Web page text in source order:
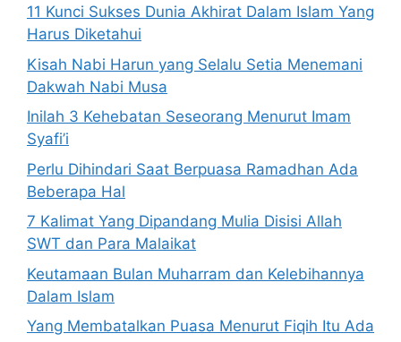
11 Kunci Sukses Dunia Akhirat Dalam Islam Yang
Harus Diketahui
Kisah Nabi Harun yang Selalu Setia Menemani
Dakwah Nabi Musa
Inilah 3 Kehebatan Seseorang Menurut Imam
Syafi’i
Perlu Dihindari Saat Berpuasa Ramadhan Ada
Beberapa Hal
7 Kalimat Yang Dipandang Mulia Disisi Allah
SWT dan Para Malaikat
Keutamaan Bulan Muharram dan Kelebihannya
Dalam Islam
Yang Membatalkan Puasa Menurut Fiqih Itu Ada